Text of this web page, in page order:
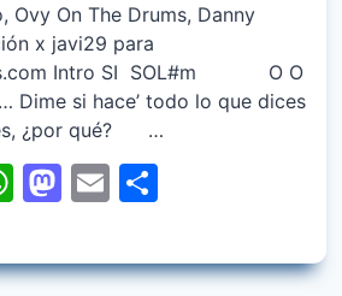
Ovy On The Drums, Danny
x javi29 para
Intro SI SOL#m O O
Dime si hace’ todo lo que dices
¿por qué? …
WhatsApp
Mastodon
Email